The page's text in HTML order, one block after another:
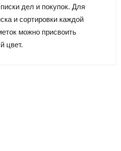
дел и покупок. Для
и сортировки каждой
можно присвоить
цвет.